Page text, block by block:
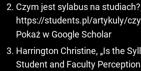
Czym jest sylabus na
https://students.pl/artykuly/
Pokaż w Google Scholar
Harrington Christine, „Is the
Student and Faculty